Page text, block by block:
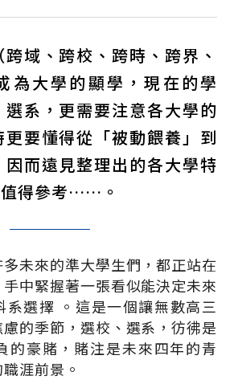
域、跨校、跨時、跨界、
為大學的顯學，現在的學
系，更需要注意各大學的
要懂得從「被動餵養」到
因而遠見整理出的各大學特
得參考……。
未來的準大學生們，都正站在
中緊握著一張看似能決定未來
系選擇 。這是一個讓無數高三
的季節，選校、選系，彷彿是
的豪賭，賭注是未來四年的青
涯前景。